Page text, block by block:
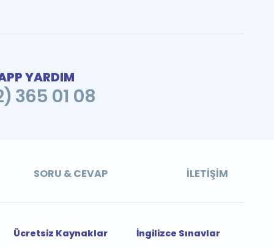
YARDIM
365 01 08
SORU & CEVAP İLETIŞIM
Ücretsiz Kaynaklar
İngilizce Sınavlar